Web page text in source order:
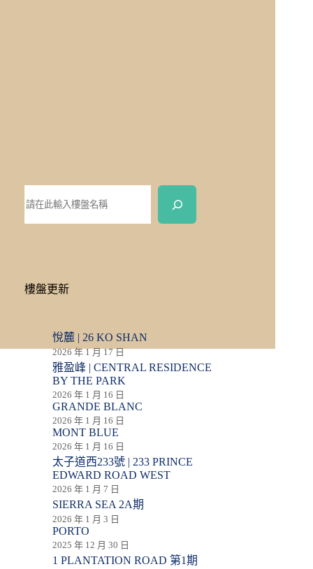
樓盤更新
悅麓 | 26 KO SHAN
2026 年 1 月 17 日
雅盈峰 | CENTRAL RESIDENCE
BY THE PARK
2026 年 1 月 16 日
GRANDE BLANC
2026 年 1 月 16 日
MONT BLUE
2026 年 1 月 16 日
太子道西233號 | 233 PRINCE
EDWARD ROAD WEST
2026 年 1 月 7 日
SIERRA SEA 2A期
2026 年 1 月 3 日
PORTO
2025 年 12 月 30 日
1 PLANTATION ROAD 第1期